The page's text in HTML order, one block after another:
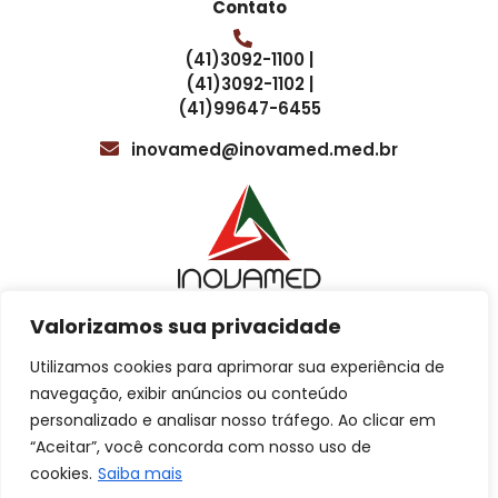
Valorizamos sua privacidade
Utilizamos cookies para aprimorar sua experiência de
navegação, exibir anúncios ou conteúdo
personalizado e analisar nosso tráfego. Ao clicar em
“Aceitar”, você concorda com nosso uso de
cookies. Saiba mais
Além disso, é útil oferecer aos clientes uma tabela com os
prazos de entrega dos resultados dos exames. Isso ajuda a
gerenciar as expectativas dos empregadores e dos
funcionários em relação ao tempo necessário para obter
os resultados. Os prazos de entrega podem variar
dependendo do tipo de exame, por isso é importante
esperados.
Contato
(41)3092-1100 |
(41)3092-1102 |
(41)99647-6455
inovamed@inovamed.med.br
Localização
Av. Sete de Setembro, 4615, 5º e 8º andar
Batel, Curitiba – PR.
Cotação para treinamentos
Atendimento ao Cliente